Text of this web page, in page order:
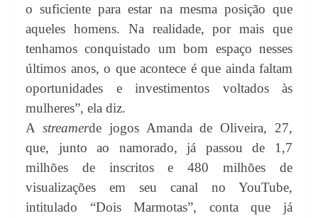
o suficiente para estar na mesma posição que
aqueles homens. Na realidade, por mais que
tenhamos conquistado um bom espaço nesses
últimos anos, o que acontece é que ainda faltam
oportunidades e investimentos voltados às
mulheres”, ela diz.
A streamerde jogos Amanda de Oliveira, 27,
que, junto ao namorado, já passou de 1,7
milhões de inscritos e 480 milhões de
visualizações em seu canal no YouTube,
intitulado “Dois Marmotas”, conta que já